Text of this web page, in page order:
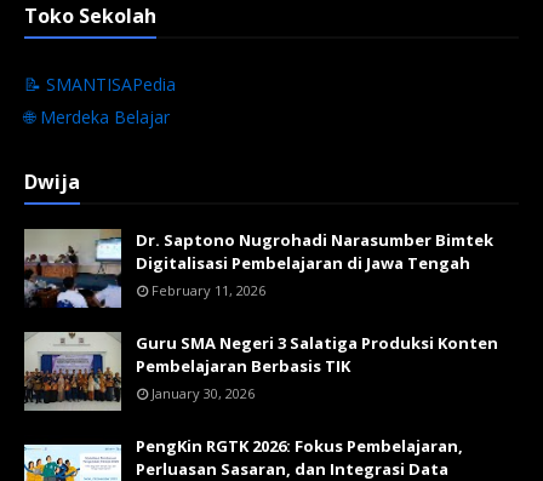
Toko Sekolah
📝 SMANTISAPedia
🌐 Merdeka Belajar
Dwija
Dr. Saptono Nugrohadi Narasumber Bimtek
Digitalisasi Pembelajaran di Jawa Tengah
February 11, 2026
Guru SMA Negeri 3 Salatiga Produksi Konten
Pembelajaran Berbasis TIK
January 30, 2026
PengKin RGTK 2026: Fokus Pembelajaran,
Perluasan Sasaran, dan Integrasi Data